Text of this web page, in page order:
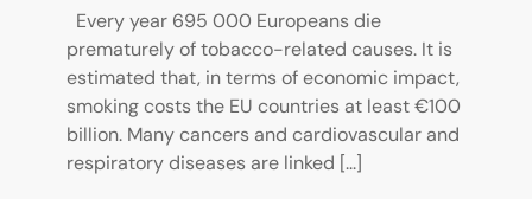
Every year 695 000 Europeans die
prematurely of tobacco-related causes. It is
estimated that, in terms of economic impact,
smoking costs the EU countries at least €100
billion. Many cancers and cardiovascular and
respiratory diseases are linked [...]